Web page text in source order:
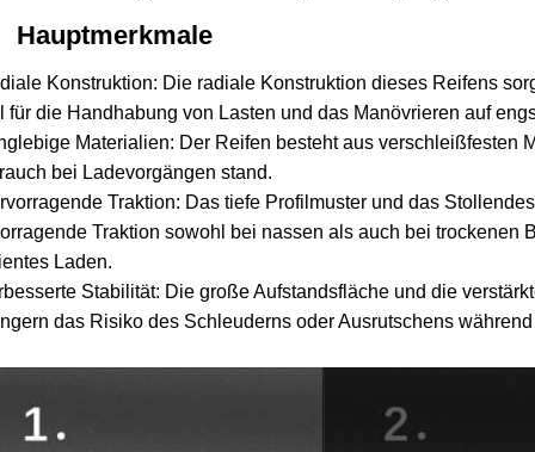
Hauptmerkmale
Konstruktion: Die radiale Konstruktion dieses Reifens
für die Handhabung von Lasten und das Manövrieren auf
Materialien: Der Reifen besteht aus verschleißfesten
bei Ladevorgängen stand.
Traktion: Das tiefe Profilmuster und das
Traktion sowohl bei nassen als auch bei
Laden.
Stabilität: Die große Aufstandsfläche und die
das Risiko des Schleuderns oder Ausrutschens